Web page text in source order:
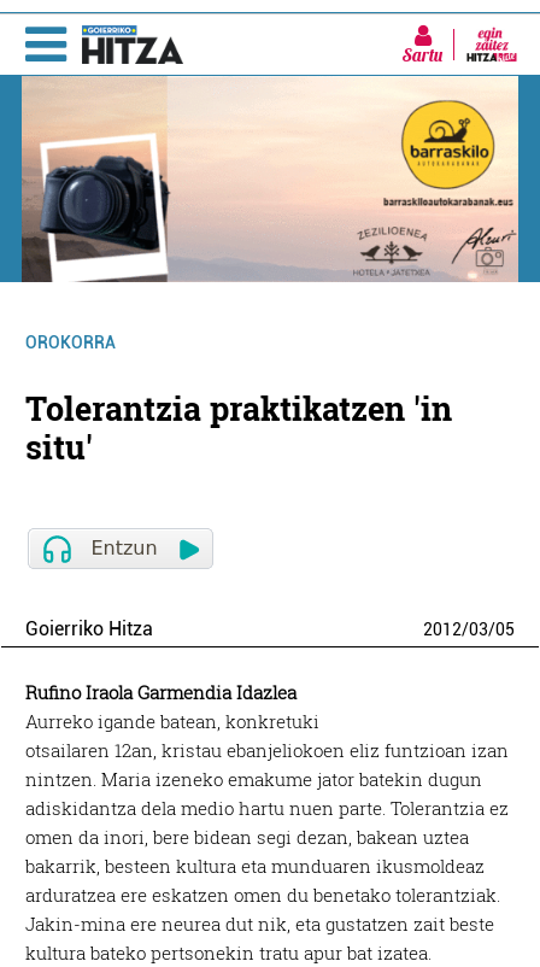
Sartu
OROKORRA
Tolerantzia praktikatzen 'in
situ'
Goierriko Hitza 2012/03/05
Rufino Iraola Garmendia Idazlea
Aurreko igande batean, konkretuki
otsailaren 12an, kristau ebanjeliokoen eliz funtzioan izan
nintzen. Maria izeneko emakume jator batekin dugun
adiskidantza dela medio hartu nuen parte. Tolerantzia ez
omen da inori, bere bidean segi dezan, bakean uztea
bakarrik, besteen kultura eta munduaren ikusmoldeaz
arduratzea ere eskatzen omen du benetako tolerantziak.
Jakin-mina ere neurea dut nik, eta gustatzen zait beste
kultura bateko pertsonekin tratu apur bat izatea.